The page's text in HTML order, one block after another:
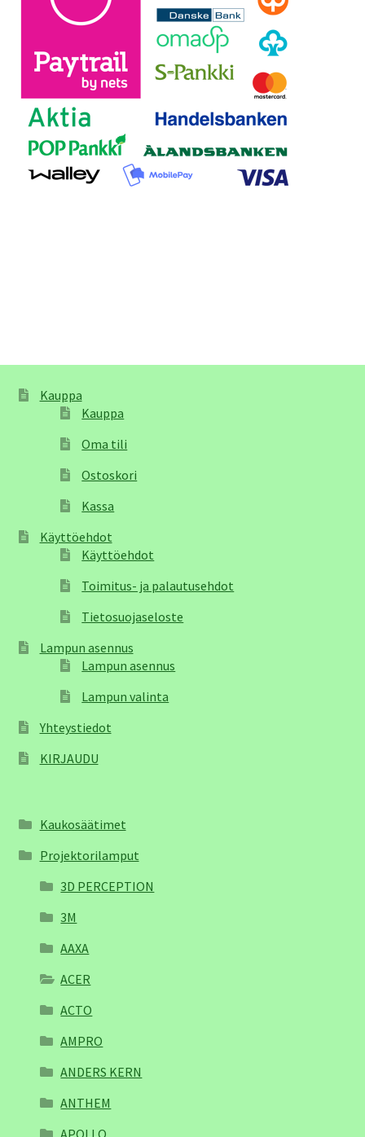
Kauppa
Kauppa
Oma tili
Ostoskori
Kassa
Käyttöehdot
Käyttöehdot
Toimitus- ja palautusehdot
Tietosuojaseloste
Lampun asennus
Lampun asennus
Lampun valinta
Yhteystiedot
KIRJAUDU
Kaukosäätimet
Projektorilamput
3D PERCEPTION
3M
AAXA
ACER
ACTO
AMPRO
ANDERS KERN
ANTHEM